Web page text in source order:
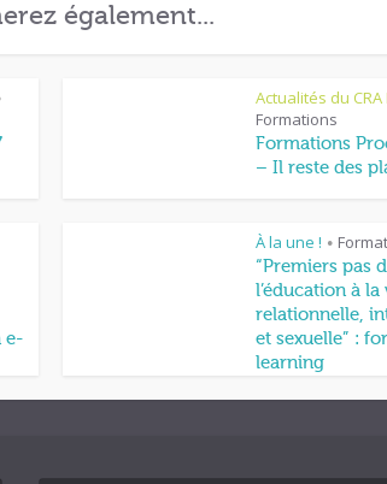
également...
Actualités du
Formations
Formations
– Il reste des
e-
À la une ! •
“Premiers pas
l’éducation à la
relationnelle,
et sexuelle” :
learning